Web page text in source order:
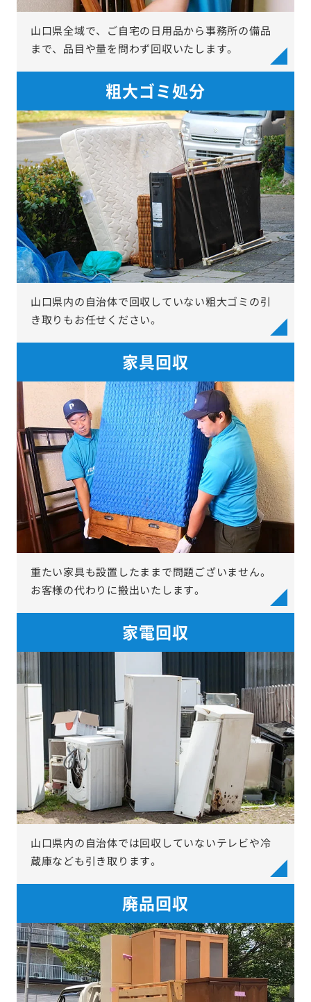
山口県全域で、ご自宅の日用品から事務所の備品
まで、品目や量を問わず回収いたします。
粗大ゴミ処分
山口県内の自治体で回収していない粗大ゴミの引
き取りもお任せください。
家具回収
重たい家具も設置したままで問題ございません。
お客様の代わりに搬出いたします。
家電回収
山口県内の自治体では回収していないテレビや冷
蔵庫なども引き取ります。
廃品回収